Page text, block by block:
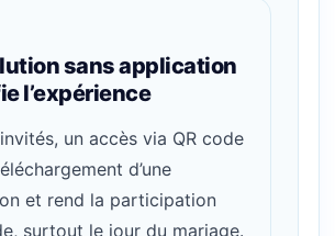
sans application
l’expérience
un accès via QR code
d’une
et rend la participation
surtout le jour du mariage.